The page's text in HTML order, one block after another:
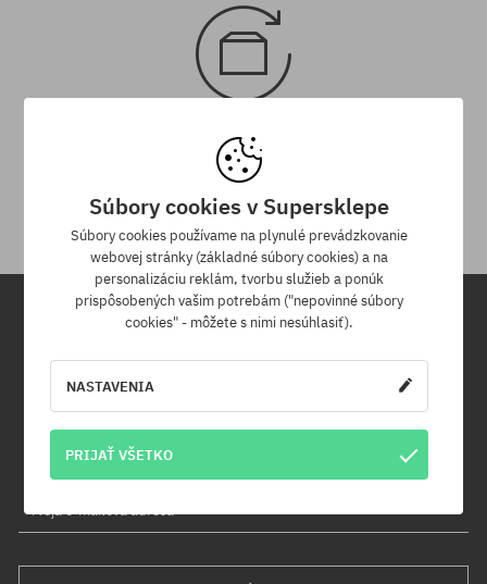
30 dní na vrátenie tovaru
Na vrátenie produktu máš 30 dní od dňa obdržania zásielky.
Newsletter
Navyše získaš zľavový kód -5 % na celú objednávku!
Tvoja e-mailová adresa
Súbory cookies v Supersklepe
Súbory cookies používame na plynulé prevádzkovanie
webovej stránky (základné súbory cookies) a na
personalizáciu reklám, tvorbu služieb a ponúk
prispôsobených vašim potrebám ("nepovinné súbory
cookies" - môžete s nimi nesúhlasiť).
NASTAVENIA
PRIJAŤ VŠETKO